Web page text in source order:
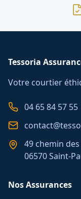
Tessoria
Votre courtier
04 65 84 57 55
49 chemin
06570 Saint-
Nos Assurances